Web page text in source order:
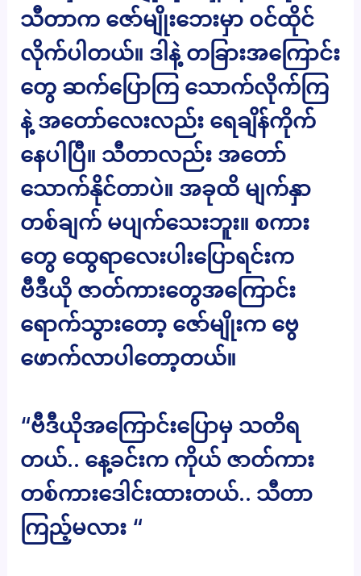
သီတာက ဇော်မျိုးဘေးမှာ ဝင်ထိုင်
လိုက်ပါတယ်။ ဒါနဲ့ တခြားအကြောင်း
တွေ ဆက်ပြောကြ သောက်လိုက်ကြ
နဲ့ အတော်လေးလည်း ရေချိန်ကိုက်
နေပါပြီ။ သီတာလည်း အတော်
သောက်နိုင်တာပဲ။ အခုထိ မျက်နှာ
တစ်ချက် မပျက်သေးဘူး။ စကား
တွေ ထွေရာလေးပါးပြောရင်းက
ဗီဒီယို ဇာတ်ကားတွေအကြောင်း
ရောက်သွားတော့ ဇော်မျိုးက ဗွေ
ဖောက်လာပါတော့တယ်။
“ဗီဒီယိုအကြောင်းပြောမှ သတိရ
တယ်.. နေ့ခင်းက ကိုယ် ဇာတ်ကား
တစ်ကားဒေါင်းထားတယ်.. သီတာ
ကြည့်မလား “